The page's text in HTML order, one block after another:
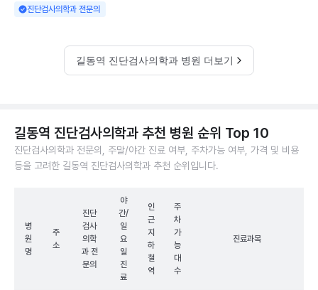
진단검사의학과 전문의
길동역 진단검사의학과 병원 더보기
길동역 진단검사의학과 추천 병원 순위 Top 10
진단검사의학과 전문의, 주말/야간 진료 여부, 주차가능 여부, 가격 및 비용
등을 고려한 길동역 진단검사의학과 추천 순위입니다.
병
원
명
주
소
진단
검사
의학
과 전
문의
야
간/
일
요
일
진
료
인
근
지
하
철
역
주
차
가
능
대
수
진료과목